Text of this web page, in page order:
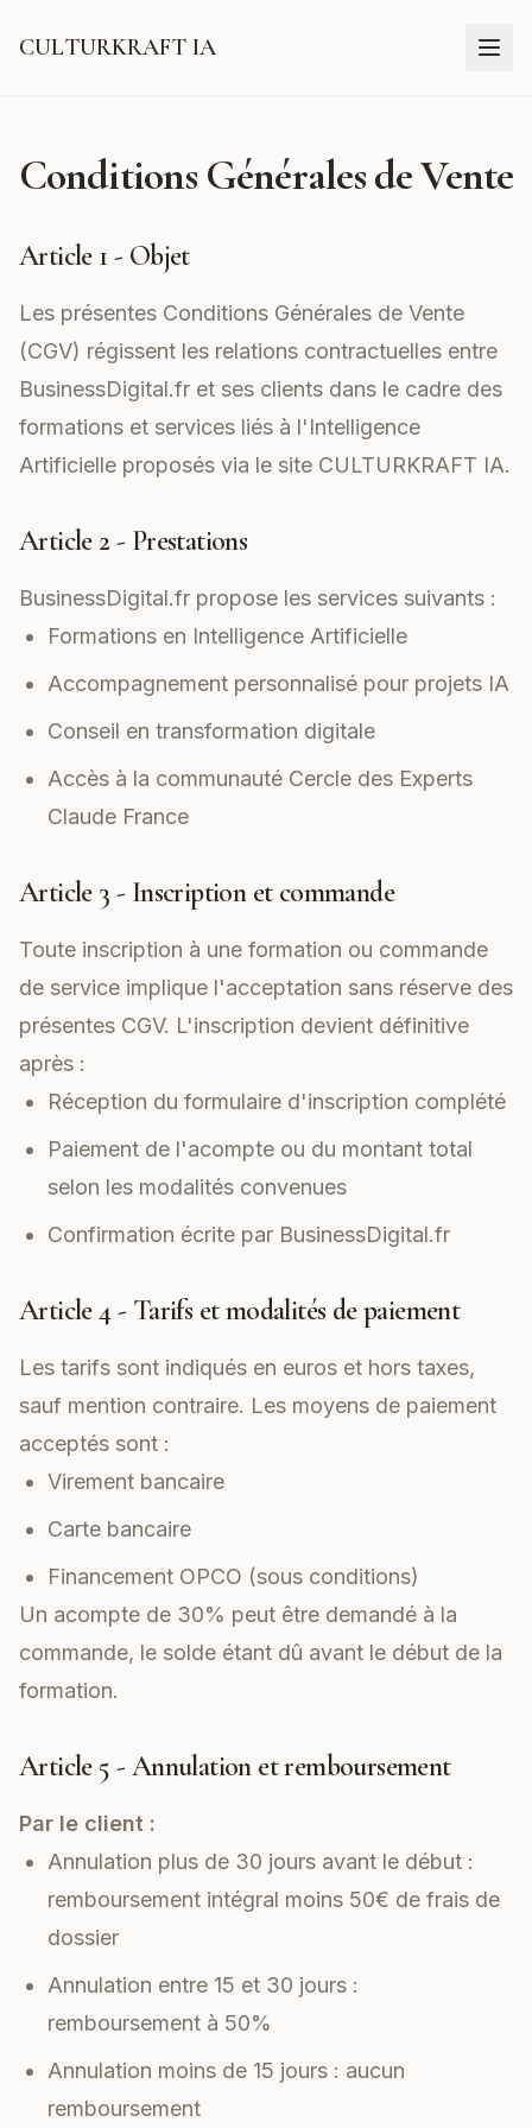
CULTURKRAFT IA
Conditions Générales de Vente
Article 1 - Objet
Les présentes Conditions Générales de Vente
(CGV) régissent les relations contractuelles entre
BusinessDigital.fr et ses clients dans le cadre des
formations et services liés à l'Intelligence
Artificielle proposés via le site CULTURKRAFT IA.
Article 2 - Prestations
BusinessDigital.fr propose les services suivants :
Formations en Intelligence Artificielle
Accompagnement personnalisé pour projets IA
Conseil en transformation digitale
Accès à la communauté Cercle des Experts
Claude France
Article 3 - Inscription et commande
Toute inscription à une formation ou commande
de service implique l'acceptation sans réserve des
présentes CGV. L'inscription devient définitive
après :
Réception du formulaire d'inscription complété
Paiement de l'acompte ou du montant total
selon les modalités convenues
Confirmation écrite par BusinessDigital.fr
Article 4 - Tarifs et modalités de paiement
Les tarifs sont indiqués en euros et hors taxes,
sauf mention contraire. Les moyens de paiement
acceptés sont :
Virement bancaire
Carte bancaire
Financement OPCO (sous conditions)
Un acompte de 30% peut être demandé à la
commande, le solde étant dû avant le début de la
formation.
Article 5 - Annulation et remboursement
Par le client :
Annulation plus de 30 jours avant le début :
remboursement intégral moins 50€ de frais de
dossier
Annulation entre 15 et 30 jours :
remboursement à 50%
Annulation moins de 15 jours : aucun
remboursement